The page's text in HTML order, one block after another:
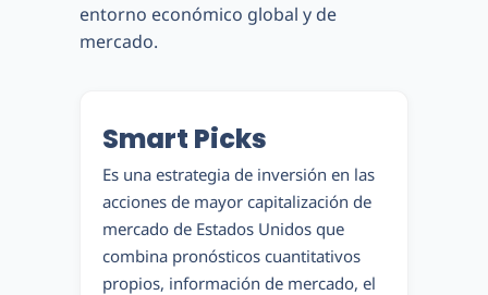
entorno económico global y de
mercado.
Smart Picks
Es una estrategia de inversión en las
acciones de mayor capitalización de
mercado de Estados Unidos que
combina pronósticos cuantitativos
propios, información de mercado, el